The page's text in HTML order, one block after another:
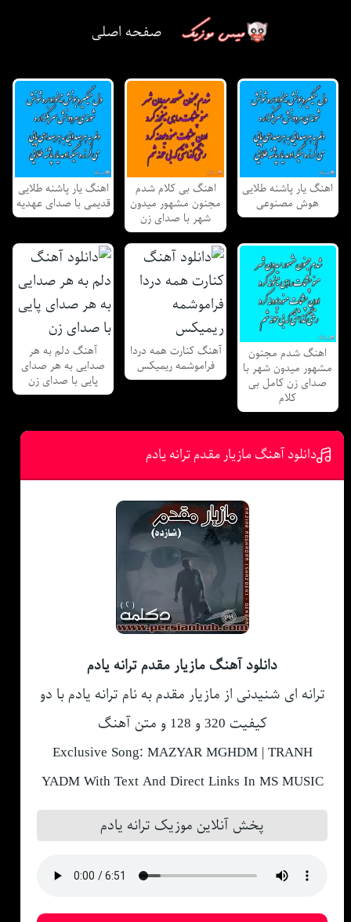
صفحه اصلی
اهنگ یار پاشنه طلایی
هوش مصنوعی
اهنگ بی کلام شدم
مجنون مشهور میدون
شهر با صدای زن
اهنگ یار پاشنه طلایی
قدیمی با صدای عهدیه
اهنگ شدم مجنون
مشهور میدون شهر با
صدای زن کامل بی
کلام
آهنگ کنارت همه دردا
فراموشمه ریمیکس
آهنگ دلم به هر
صدایی به هر صدای
پایی با صدای زن
دانلود آهنگ مازیار مقدم ترانه یادم
دانلود آهنگ مازیار مقدم ترانه یادم
ترانه ای شنیدنی از مازیار مقدم به نام ترانه یادم با دو
کیفیت 320 و 128 و متن آهنگ
Exclusive Song: MAZYAR MGHDM | TRANH
YADM With Text And Direct Links In MS MUSIC
پخش آنلاین موزیک ترانه یادم